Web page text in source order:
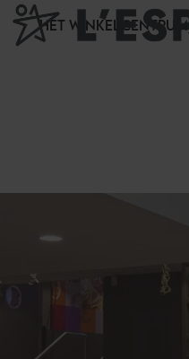
HET WINKELCENTRUM
Cookies beheer paneel